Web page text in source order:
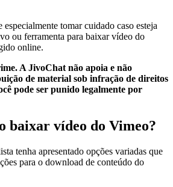
tomar cuidado caso esteja
ou ferramenta para baixar vídeo do
online.
A JivoChat não apoia e não
de material sob infração de direitos
pode ser punido legalmente por
baixar vídeo do Vimeo?
tenha apresentado opções variadas que
para o download de conteúdo do